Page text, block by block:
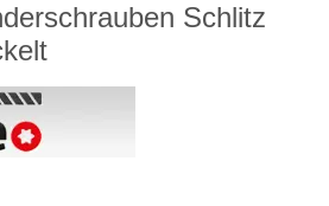
Schlitz